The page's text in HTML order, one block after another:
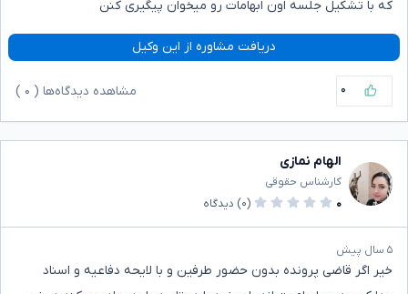
که با تشکیل جلسه اون ابهامات رو میخوان پیگیری کنن
دریافت مشاوره از این وکیل
۰ مشاهده دیدگاه‌ها ( ۰
الهام نمازی
کارشناس حقوقی
۰
(۰) دیدگاه
۵ سال پیش
خیر اگر قاضی پرونده بدون حضور طرفین و با لایحه دفاعیه و اسناد